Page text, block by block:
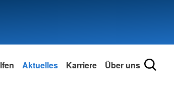
Aktuelles Karriere Über uns